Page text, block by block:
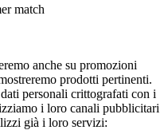
match
anche su promozioni
prodotti pertinenti.
personali crittografati con i
i loro canali pubblicitari
già i loro servizi: